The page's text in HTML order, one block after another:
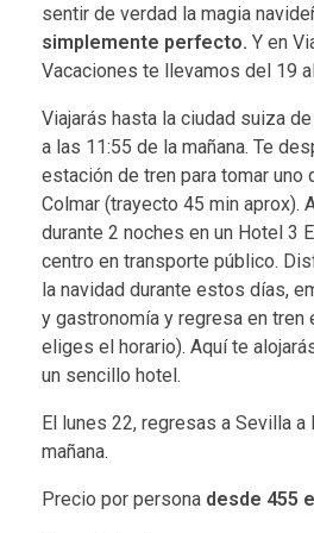
sentir de verdad la magia
simplemente perfecto. Y en
Vacaciones te llevamos del 19
Viajarás hasta la ciudad suiza
a las 11:55 de la mañana. Te
estación de tren para tomar uno
Colmar (trayecto 45 min aprox).
durante 2 noches en un Hotel 3
centro en transporte público.
la navidad durante estos días,
y gastronomía y regresa en tren
eliges el horario). Aquí te
un sencillo hotel.
El lunes 22, regresas a Sevilla a
mañana.
Precio por persona desde 455